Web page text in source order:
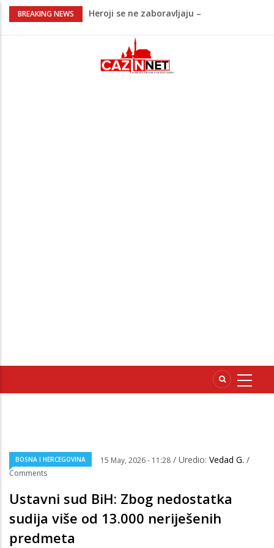
BREAKING NEWS
Heroji se ne zaboravljaju –
Video/ Severina prekinula koncert i
poslala poruku o Srebrenici: Kad svi
BOSNA I HERCEGOVINA 15 May, 2026 - 11:28 / Uredio: Vedad G. /
Comments
Ustavni sud BiH: Zbog nedostatka
sudija više od 13.000 neriješenih
predmeta